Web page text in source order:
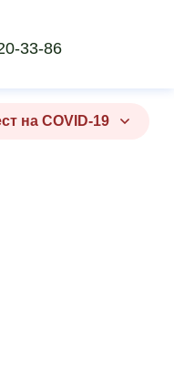
33-86
на COVID-19